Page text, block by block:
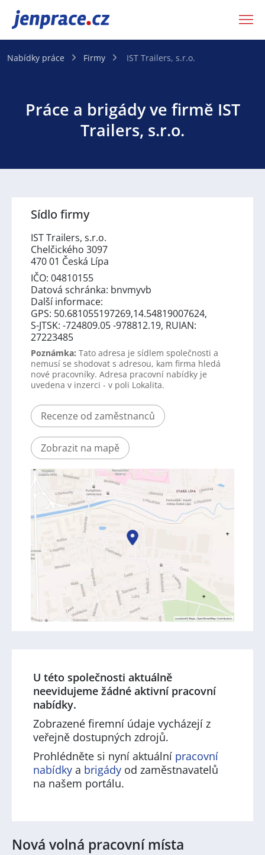
JenPráce.cz
Nabídky práce Firmy IST Trailers, s.r.o.
Práce a brigády ve firmě IST
Trailers, s.r.o.
Sídlo firmy
IST Trailers, s.r.o.
Chelčického 3097
470 01 Česká Lípa
IČO: 04810155
Datová schránka: bnvmyvb
Další informace:
GPS: 50.681055197269,14.54819007624,
S-JTSK: -724809.05 -978812.19, RUIAN:
27223485
Poznámka: Tato adresa je sídlem společnosti a
nemusí se shodovat s adresou, kam firma hledá
nové pracovníky. Adresa pracovní nabídky je
uvedena v inzerci - v poli Lokalita.
Recenze od zaměstnanců
Zobrazit na mapě
U této společnosti aktuálně
neevidujeme žádné aktivní pracovní
nabídky.
Zobrazené firemní údaje vycházejí z
veřejně dostupných zdrojů.
Prohlédněte si nyní aktuální pracovní
nabídky a brigády od zaměstnavatelů
na našem portálu.
Nová volná pracovní místa